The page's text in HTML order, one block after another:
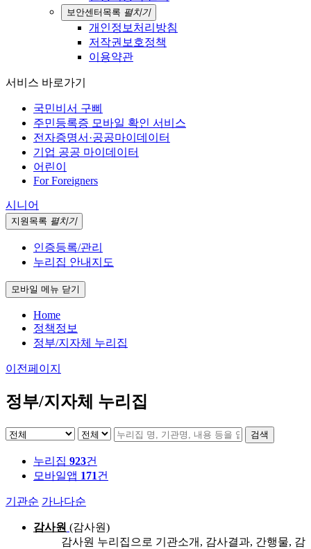
보안센터 목록 펼치기
개인정보처리방침
저작권보호정책
이용약관
서비스 바로가기
국민비서 구삐
주민등록증 모바일 확인 서비스
전자증명서·공공마이데이터
기업 공공 마이데이터
어린이
For Foreigners
시니어
지원 목록 펼치기
인증등록/관리
누리집 안내지도
모바일 메뉴 닫기
Home
정책정보
정부/지자체 누리집
이전페이지
정부/지자체 누리집
검색
누리집 923건
모바일앱 171건
기관순 가나다순
감사원 (감사원)
감사원 누리집으로 기관소개, 감사결과, 간행물, 감